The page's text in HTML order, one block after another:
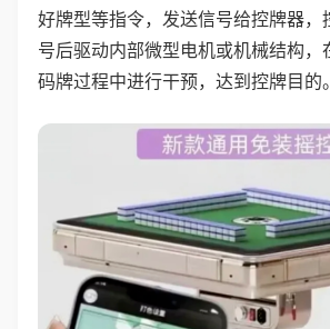
好牌型等指令，发送信号给控牌器，
号后驱动内部微型电机或机械结构，
码牌过程中进行干预，达到控牌目的。